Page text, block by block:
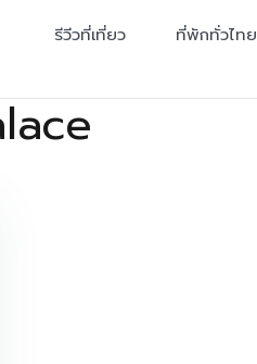
รีวีวที่เที่ยว ที่พักทั่วไทย